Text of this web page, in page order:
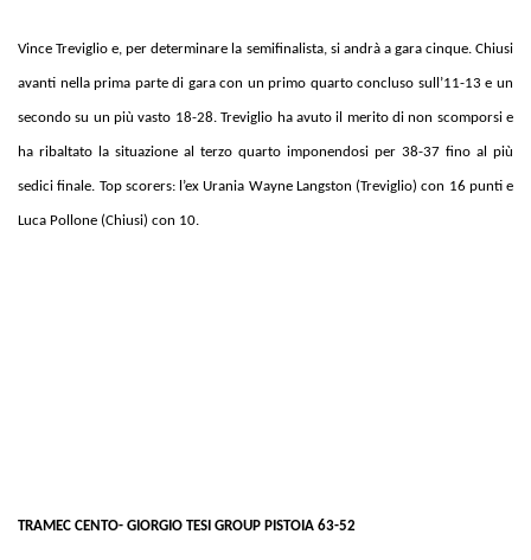
Vince Treviglio e, per determinare la semifinalista, si andrà a gara cinque. Chiusi
avanti nella prima parte di gara con un primo quarto concluso sull’11-13 e un
secondo su un più vasto 18-28. Treviglio ha avuto il merito di non scomporsi e
ha ribaltato la situazione al terzo quarto imponendosi per 38-37 fino al più
sedici finale. Top scorers: l’ex Urania Wayne Langston (Treviglio) con 16 punti e
Luca Pollone (Chiusi) con 10.
TRAMEC CENTO- GIORGIO TESI GROUP PISTOIA 63-52